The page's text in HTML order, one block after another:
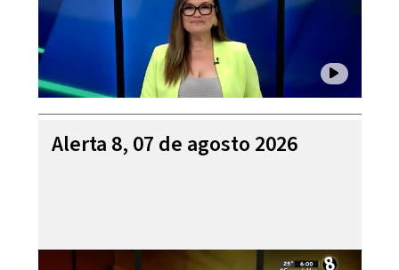
Alerta 8, 07 de agosto 2026